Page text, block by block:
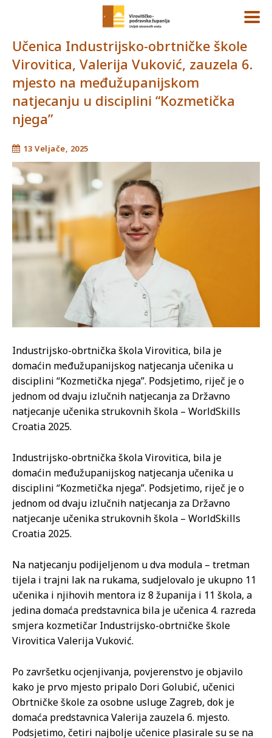
Učenica Industrijsko-obrtničke škole
Virovitica, Valerija Vuković, zauzela 6.
mjesto na međužupanijskom
natjecanju u disciplini “Kozmetička
njega”
13 Veljače, 2025
Industrijsko-obrtnička škola Virovitica, bila je
domaćin međužupanijskog natjecanja učenika u
disciplini “Kozmetička njega”. Podsjetimo, riječ je o
jednom od dvaju izlučnih natjecanja za Državno
natjecanje učenika strukovnih škola – WorldSkills
Croatia 2025.
Industrijsko-obrtnička škola Virovitica, bila je
domaćin međužupanijskog natjecanja učenika u
disciplini “Kozmetička njega”. Podsjetimo, riječ je o
jednom od dvaju izlučnih natjecanja za Državno
natjecanje učenika strukovnih škola – WorldSkills
Croatia 2025.
Na natjecanju podijeljenom u dva modula – tretman
tijela i trajni lak na rukama, sudjelovalo je ukupno 11
učenika i njihovih mentora iz 8 županija i 11 škola, a
jedina domaća predstavnica bila je učenica 4. razreda
smjera kozmetičar Industrijsko-obrtničke škole
Virovitica Valerija Vuković.
Po završetku ocjenjivanja, povjerenstvo je objavilo
kako je prvo mjesto pripalo Dori Golubić, učenici
Obrtničke škole za osobne usluge Zagreb, dok je
domaća predstavnica Valerija zauzela 6. mjesto.
Podsjetimo, četiri najbolje učenice plasirale su se na